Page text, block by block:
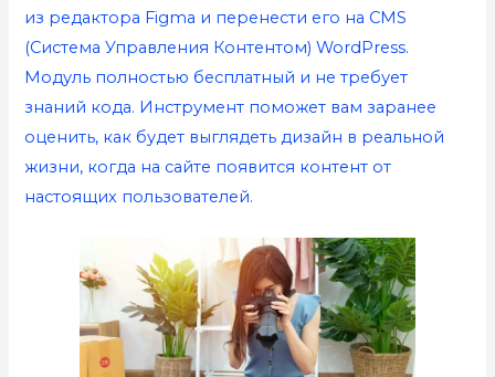
из редактора Figma и перенести его на CMS
(Система Управления Контентом) WordPress.
Модуль полностью бесплатный и не требует
знаний кода. Инструмент поможет вам заранее
оценить, как будет выглядеть дизайн в реальной
жизни, когда на сайте появится контент от
настоящих пользователей.